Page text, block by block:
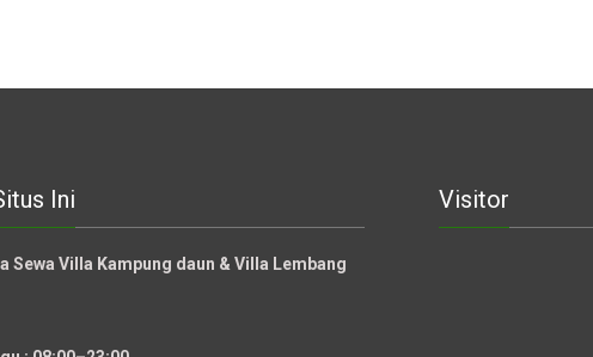
Ini
Sewa Villa Kampung daun & Villa Lembang
Visitor